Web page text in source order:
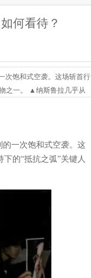
何看待？
次饱和式空袭。这场斩首行
之一。 ▲纳斯鲁拉几乎从
的一次饱和式空袭。这
的“抵抗之弧”关键人